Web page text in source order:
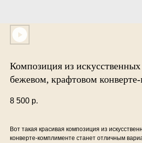
Композиция из искусственных
бежевом, крафтовом
8 500 р.
Вот такая красивая композиция из
конверте-комплименте станет отличным